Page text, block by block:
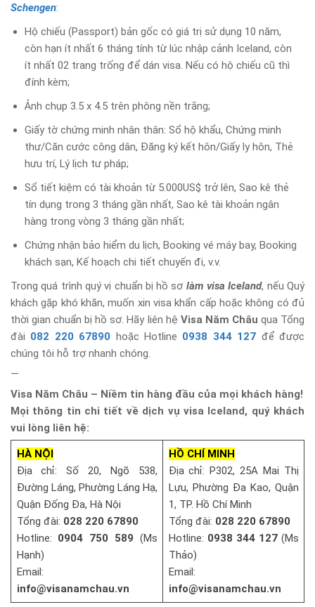
Schengen:
Hộ chiếu (Passport) bản gốc có giá trị sử dụng 10 năm,
còn hạn ít nhất 6 tháng tính từ lúc nhập cảnh Iceland, còn
ít nhất 02 trang trống để dán visa. Nếu có hộ chiếu cũ thì
đính kèm;
Ảnh chụp 3.5 x 4.5 trên phông nền trắng;
Giấy tờ chứng minh nhân thân: Sổ hộ khẩu, Chứng minh
thư/Căn cước công dân, Đăng ký kết hôn/Giấy ly hôn, Thẻ
hưu trí, Lý lịch tư pháp;
Sổ tiết kiệm có tài khoản từ 5.000US$ trở lên, Sao kê thẻ
tín dụng trong 3 tháng gần nhất, Sao kê tài khoản ngân
hàng trong vòng 3 tháng gần nhất;
Chứng nhận bảo hiểm du lịch, Booking vé máy bay, Booking
khách sạn, Kế hoạch chi tiết chuyến đi, v.v.
Trong quá trình quý vị chuẩn bị hồ sơ làm visa Iceland, nếu Quý
khách gặp khó khăn, muốn xin visa khẩn cấp hoặc không có đủ
thời gian chuẩn bị hồ sơ. Hãy liên hệ Visa Năm Châu qua Tổng
đài 082 220 67890 hoặc Hotline 0938 344 127 để được
chúng tôi hỗ trợ nhanh chóng.
—
Visa Năm Châu – Niềm tin hàng đầu của mọi khách hàng!
Mọi thông tin chi tiết về dịch vụ visa Iceland, quý khách
vui lòng liên hệ:
HÀ NỘI
Địa chỉ: Số 20, Ngõ 538,
Đường Láng, Phường Láng Hạ,
Quận Đống Đa, Hà Nội
Tổng đài: 028 220 67890
Hotline: 0904 750 589 (Ms
Hạnh)
Email:
info@visanamchau.vn
HỒ CHÍ MINH
Địa chỉ: P302, 25A Mai Thị
Lựu, Phường Đa Kao, Quận
1, TP. Hồ Chí Minh
Tổng đài: 028 220 67890
Hotline: 0938 344 127(Ms
Thảo)
Email:
info@visanamchau.vn